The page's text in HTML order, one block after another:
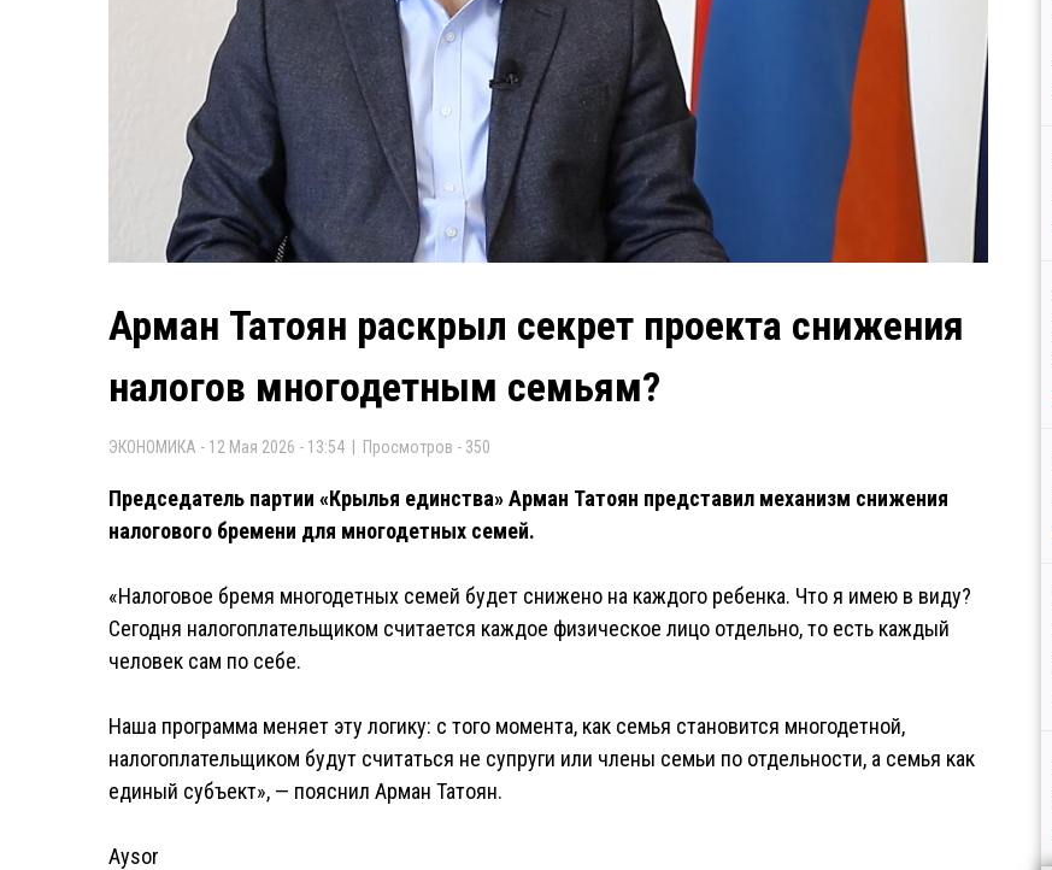
Арман Татоян раскрыл секрет проекта снижения
налогов многодетным семьям?
ЭКОНОМИКА - 12 Мая 2026 - 13:54 | Просмотров - 350
Председатель партии «Крылья единства» Арман Татоян представил механизм снижения
налогового бремени для многодетных семей.
«Налоговое бремя многодетных семей будет снижено на каждого ребенка. Что я имею в виду?
Сегодня налогоплательщиком считается каждое физическое лицо отдельно, то есть каждый
человек сам по себе.
Наша программа меняет эту логику: с того момента, как семья становится многодетной,
налогоплательщиком будут считаться не супруги или члены семьи по отдельности, а семья как
единый субъект», — пояснил Арман Татоян.
Aysor